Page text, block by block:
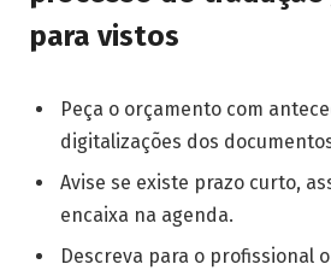
para vistos
Peça o orçamento com
digitalizações dos
Avise se existe prazo curto,
encaixa na agenda.
Descreva para o profissional